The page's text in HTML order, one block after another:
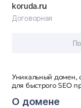
Уникальный домен,
для быстрого SEO
О домене
koruda.ru
Договорная